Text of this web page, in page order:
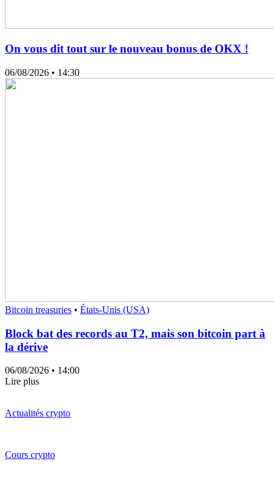
On vous dit tout sur le nouveau bonus de OKX !
06/08/2026 • 14:30
Bitcoin treasuries • États-Unis (USA)
Block bat des records au T2, mais son bitcoin part à
la dérive
06/08/2026 • 14:00
Lire plus
Actualités crypto
Cours crypto